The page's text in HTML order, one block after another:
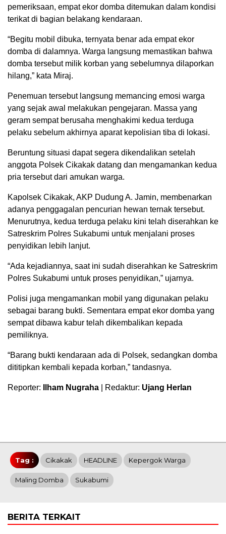
pemeriksaan, empat ekor domba ditemukan dalam kondisi
terikat di bagian belakang kendaraan.
“Begitu mobil dibuka, ternyata benar ada empat ekor
domba di dalamnya. Warga langsung memastikan bahwa
domba tersebut milik korban yang sebelumnya dilaporkan
hilang,” kata Miraj.
Penemuan tersebut langsung memancing emosi warga
yang sejak awal melakukan pengejaran. Massa yang
geram sempat berusaha menghakimi kedua terduga
pelaku sebelum akhirnya aparat kepolisian tiba di lokasi.
Beruntung situasi dapat segera dikendalikan setelah
anggota Polsek Cikakak datang dan mengamankan kedua
pria tersebut dari amukan warga.
Kapolsek Cikakak, AKP Dudung A. Jamin, membenarkan
adanya penggagalan pencurian hewan ternak tersebut.
Menurutnya, kedua terduga pelaku kini telah diserahkan ke
Satreskrim Polres Sukabumi untuk menjalani proses
penyidikan lebih lanjut.
“Ada kejadiannya, saat ini sudah diserahkan ke Satreskrim
Polres Sukabumi untuk proses penyidikan,” ujarnya.
Polisi juga mengamankan mobil yang digunakan pelaku
sebagai barang bukti. Sementara empat ekor domba yang
sempat dibawa kabur telah dikembalikan kepada
pemiliknya.
“Barang bukti kendaraan ada di Polsek, sedangkan domba
dititipkan kembali kepada korban,” tandasnya.
Reporter: Ilham Nugraha | Redaktur: Ujang Herlan
Tag : Cikakak HEADLINE Kepergok Warga
Maling Domba Sukabumi
BERITA TERKAIT